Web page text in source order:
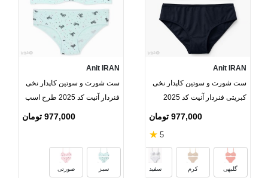
Anit IRAN
ست شورت و سوتین کاپدار نخی
کبریتی فنردار آنیت کد 2025
977,000 تومان
5
★
گلبهی کرم سفید
Anit IRAN
ست شورت و سوتین کاپدار نخی
فنردار آنیت کد 2025 طرح اسب
977,000 تومان
سبز صورتی